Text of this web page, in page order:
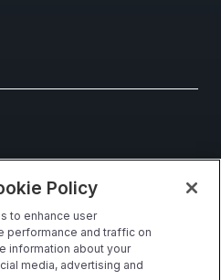
Policy
to enhance user
performance and traffic on
information about your
media, advertising and